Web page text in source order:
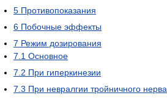
5 Противопоказания
6 Побочные эффекты
7 Режим дозирования
7.1 Основное
7.2 При гиперкинезии
7.3 При невралгии тройничного нерва